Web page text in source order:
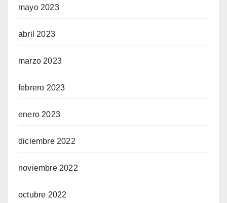
mayo 2023
abril 2023
marzo 2023
febrero 2023
enero 2023
diciembre 2022
noviembre 2022
octubre 2022